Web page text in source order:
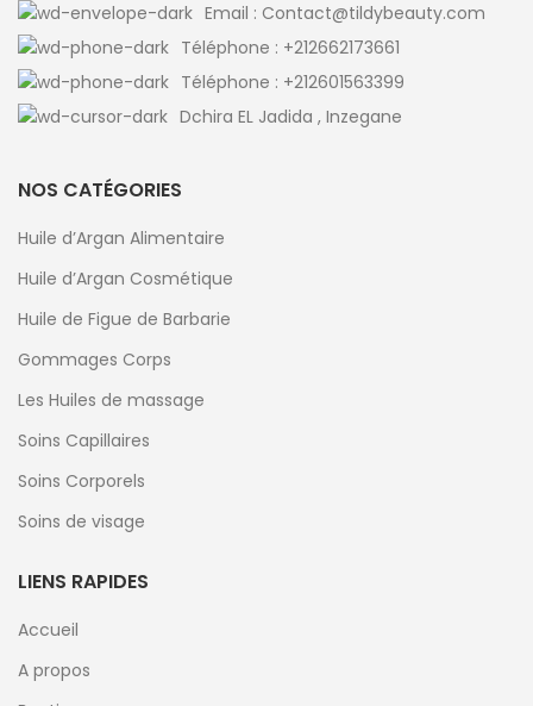
Email : Contact@tildybeauty.com
Téléphone : +212662173661
Téléphone : +212601563399
Dchira EL Jadida , Inzegane
NOS CATÉGORIES
Huile d’Argan Alimentaire
Huile d’Argan Cosmétique
Huile de Figue de Barbarie
Gommages Corps
Les Huiles de massage
Soins Capillaires
Soins Corporels
Soins de visage
LIENS RAPIDES
Accueil
A propos